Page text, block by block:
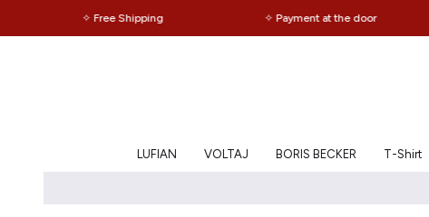
✧ Free Shipping ✧ Payment at the door
LUFIAN VOLTAJ BORIS BECKER T-Shirt